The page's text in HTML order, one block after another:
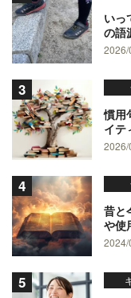
いっ
の語
2026/
慣用
イテ
2026/
昔と
や使
2024/